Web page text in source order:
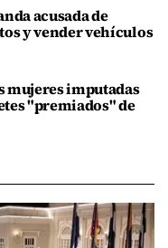
acusada de
y vender vehículos
mujeres imputadas
"premiados" de